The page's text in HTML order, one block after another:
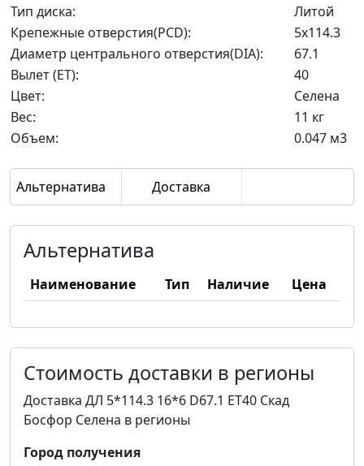
Тип диска:
Литой
Крепежные отверстия(PCD):
5x114.3
Диаметр центрального отверстия(DIA):
67.1
Вылет (ET):
40
Цвет:
Селена
Вес:
11 кг
Объем:
0.047 м3
Альтернатива Доставка
Альтернатива
Наименование Тип Наличие Цена
Стоимость доставки в регионы
Доставка ДЛ 5*114.3 16*6 D67.1 ET40 Скад
Босфор Селена в регионы
Город получения